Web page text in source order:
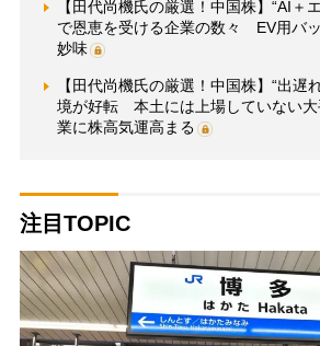
【田代尚機氏の厳選！中国株】“AI＋
で恩恵を受ける企業の数々 EV用バ
妙味
【田代尚機氏の厳選！中国株】“出遅
境が好転 本土には上場していない大
業に株高気運高まる
注目TOPIC